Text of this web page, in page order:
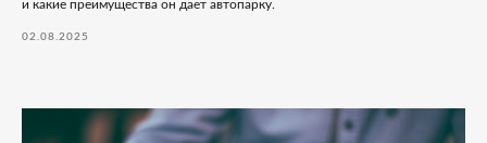
и какие преимущества он дает автопарку.
02.08.2025